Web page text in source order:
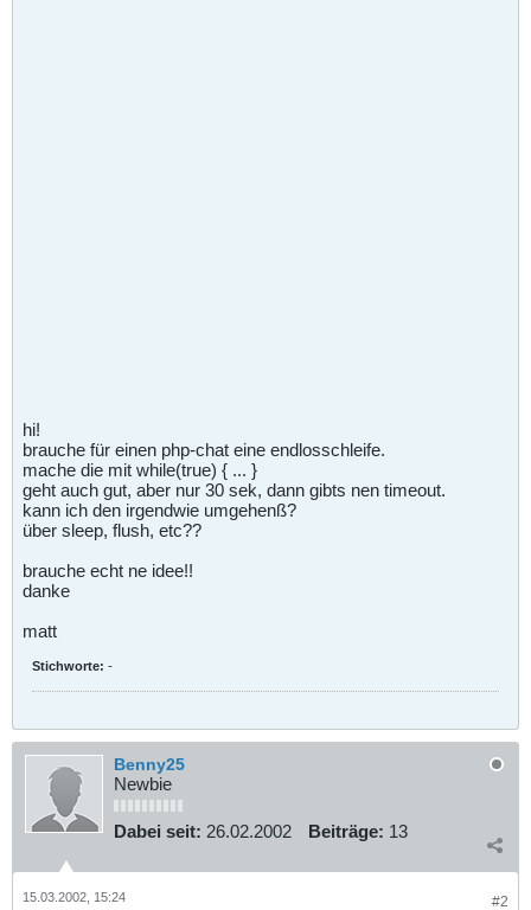
hi!
brauche für einen php-chat eine endlosschleife.
mache die mit while(true) { ... }
geht auch gut, aber nur 30 sek, dann gibts nen timeout.
kann ich den irgendwie umgehenß?
über sleep, flush, etc??
brauche echt ne idee!!
danke
matt
Stichworte: -
Benny25
Newbie
Dabei seit: 26.02.2002 Beiträge: 13
#2
15.03.2002, 15:24